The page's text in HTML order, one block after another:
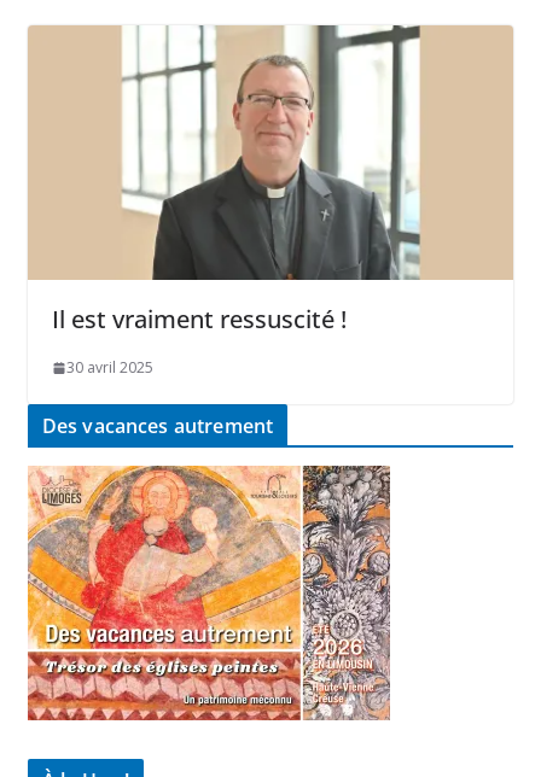
Il est vraiment ressuscité !
30 avril 2025
Des vacances autrement